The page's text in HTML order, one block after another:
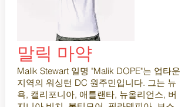
말릭 마약
Malik Stewart 일명 "Malik DOPE"는 업타운
지역의 워싱턴 DC 원주민입니다. 그는 뉴
욕, 캘리포니아, 애틀랜타, 뉴올리언스, 버